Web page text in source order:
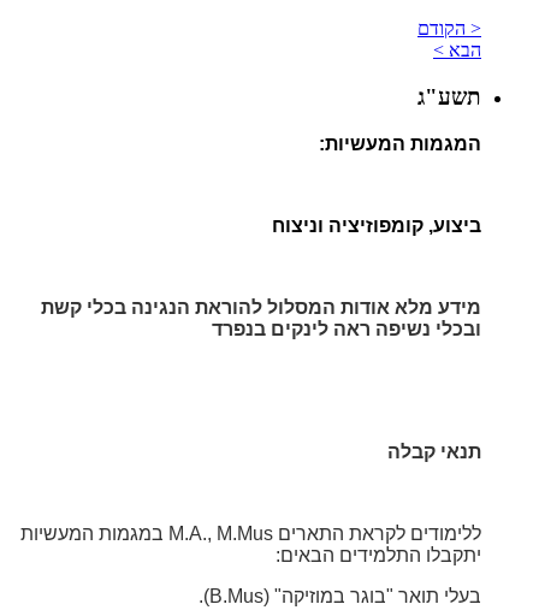
< הקודם
הבא >
תשע"ג
המגמות המעשיות:
ביצוע, קומפוזיציה וניצוח
מידע מלא אודות המסלול להוראת הנגינה בכלי קשת
ובכלי נשיפה ראה לינקים בנפרד
תנאי קבלה
ללימודים לקראת התארים M.A., M.Mus במגמות המעשיות
יתקבלו התלמידים הבאים:
בעלי תואר "בוגר במוזיקה" (B.Mus).